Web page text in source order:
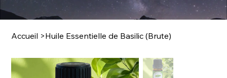
Accueil >Huile Essentielle de Basilic (Brute)